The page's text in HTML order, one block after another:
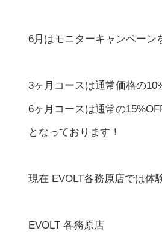
6月はモニターキャンペーン
3ヶ月コースは通常価格の
6ヶ月コースは通常の
となっております！
現在 EVOLT各務原店では体
EVOLT 各務原店